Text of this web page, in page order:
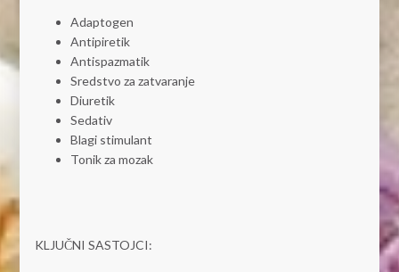
Adaptogen
Antipiretik
Antispazmatik
Sredstvo za zatvaranje
Diuretik
Sedativ
Blagi stimulant
Tonik za mozak
KLJUČNI SASTOJCI: